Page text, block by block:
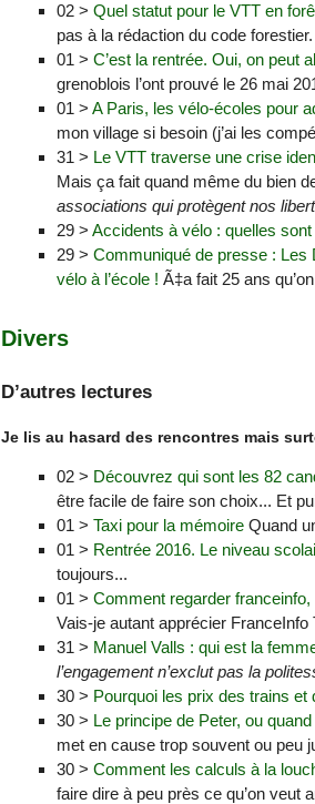
02 > Quel statut pour le VTT en
pas à la rédaction du code forestier.
01 > C’est la rentrée. Oui, on peut
grenoblois l’ont prouvé le 26 mai
01 > A Paris, les vélo-écoles pour
mon village si besoin (j’ai les
31 > Le VTT traverse une crise
Mais ça fait quand même du bien
associations qui protègent nos
29 > Accidents à vélo : quelles
29 > Communiqué de presse :
vélo à l’école ! Ã‡a fait 25 ans
Divers
D’autres lectures
Je lis au hasard des rencontres mais
02 > Découvrez qui sont les 82
être facile de faire son choix... Et
01 > Taxi pour la mémoireQuand
01 > Rentrée 2016. Le niveau
toujours...
01 > Comment regarder franceinfo,
Vais-je autant apprécier FranceInfo
31 > Manuel Valls : qui est la
l’engagement n’exclut pas la
30 > Pourquoi les prix des trains et
30 > Le principe de Peter, ou
met en cause trop souvent ou peu
30 > Comment les calculs à la
faire dire à peu près ce qu’on veut